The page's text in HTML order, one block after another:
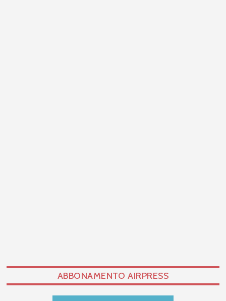
ABBONAMENTO AIRPRESS